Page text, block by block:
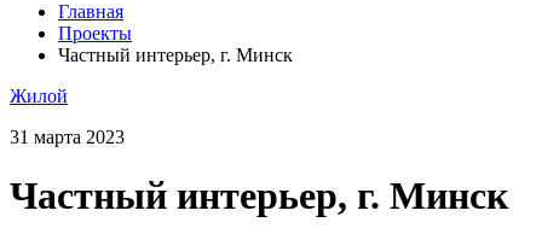
Главная
Проекты
Частный интерьер, г. Минск
Жилой
31 марта 2023
Частный интерьер, г. Минск